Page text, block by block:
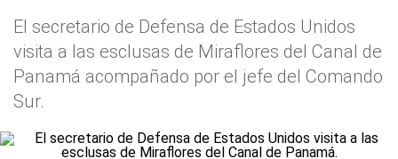
El secretario de Defensa de Estados Unidos
visita a las esclusas de Miraflores del Canal de
Panamá acompañado por el jefe del Comando
Sur.